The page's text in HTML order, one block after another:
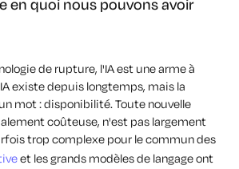
en quoi nous pouvons avoir
de rupture, l'IA est une arme à
existe depuis longtemps, mais la
mot : disponibilité. Toute nouvelle
coûteuse, n'est pas largement
trop complexe pour le commun des
et les grands modèles de langage ont